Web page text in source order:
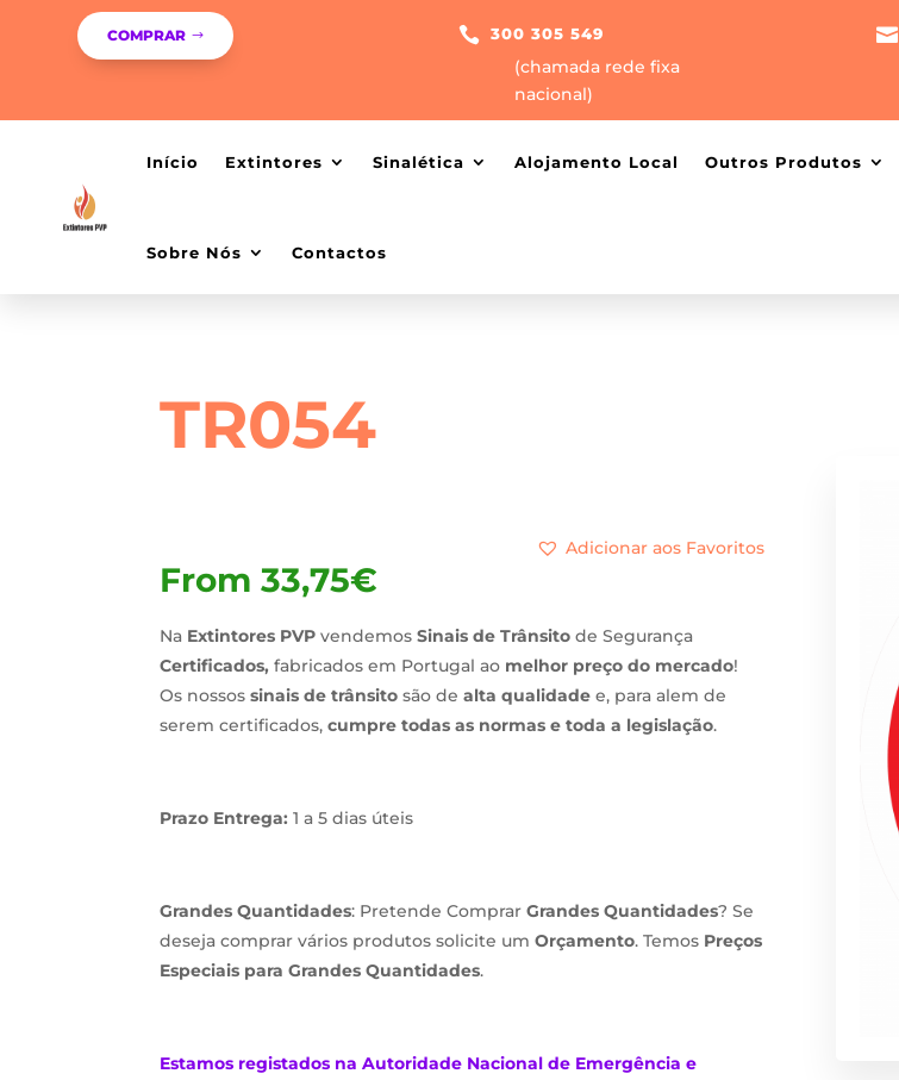
COMPRAR  300 305 549
(chamada rede fixa
nacional)

Início Extintores Sinalética Alojamento Local Outros Produtos
Sobre Nós Contactos
TR054
From 33,75€
Adicionar aos Favoritos
Na Extintores PVP vendemosSinais de Trânsito de Segurança
Certificados, fabricados em Portugal ao melhor preço do mercado!
Os nossossinais de trânsito são dealta qualidade e, para alem de
serem certificados,cumpre todas as normas e toda a legislação.
Prazo Entrega: 1 a 5 dias úteis
Grandes Quantidades: Pretende ComprarGrandes Quantidades? Se
deseja comprar vários produtos solicite umOrçamento. Temos Preços
Especiais para Grandes Quantidades.
Estamos registados na Autoridade Nacional de Emergência e